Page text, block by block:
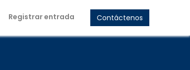
Registrar entrada Contáctenos